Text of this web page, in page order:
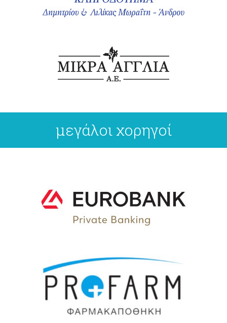
μεγάλοι χορηγοί